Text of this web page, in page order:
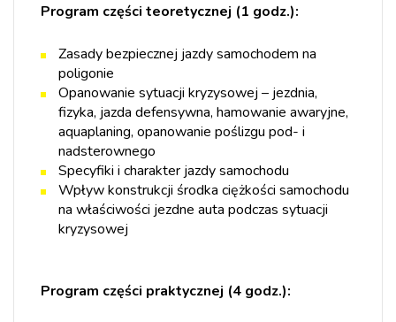
Program części teoretycznej (1 godz.):
Zasady bezpiecznej jazdy samochodem na
poligonie
Opanowanie sytuacji kryzysowej – jezdnia,
fizyka, jazda defensywna, hamowanie awaryjne,
aquaplaning, opanowanie poślizgu pod- i
nadsterownego
Specyfiki i charakter jazdy samochodu
Wpływ konstrukcji środka ciężkości samochodu
na właściwości jezdne auta podczas sytuacji
kryzysowej
Program części praktycznej (4 godz.):